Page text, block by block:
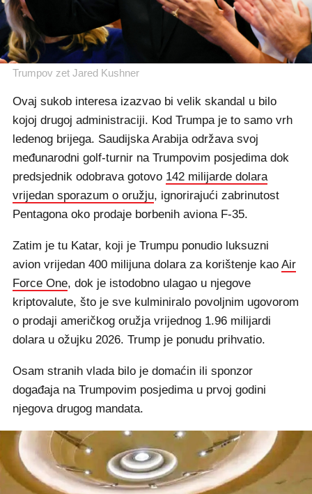
Trumpov zet Jared Kushner
Ovaj sukob interesa izazvao bi velik skandal u bilo
kojoj drugoj administraciji. Kod Trumpa je to samo vrh
ledenog brijega. Saudijska Arabija održava svoj
međunarodni golf-turnir na Trumpovim posjedima dok
predsjednik odobrava gotovo 142 milijarde dolara
vrijedan sporazum o oružju, ignorirajući zabrinutost
Pentagona oko prodaje borbenih aviona F-35.
Zatim je tu Katar, koji je Trumpu ponudio luksuzni
avion vrijedan 400 milijuna dolara za korištenje kao Air
Force One, dok je istodobno ulagao u njegove
kriptovalute, što je sve kulminiralo povoljnim ugovorom
o prodaji američkog oružja vrijednog 1.96 milijardi
dolara u ožujku 2026. Trump je ponudu prihvatio.
Osam stranih vlada bilo je domaćin ili sponzor
događaja na Trumpovim posjedima u prvoj godini
njegova drugog mandata.